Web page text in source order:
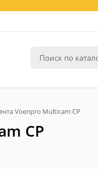
Voenpro Multicam CP
CP